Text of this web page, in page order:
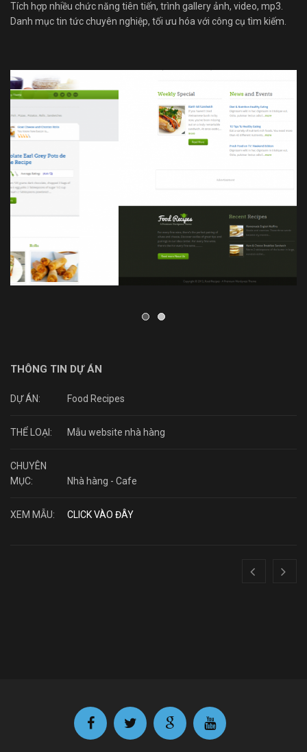
Tích hợp nhiều chức năng tiên tiến, trình gallery ảnh, video, mp3.
Danh mục tin tức chuyên nghiệp, tối ưu hóa với công cụ tìm kiếm.
THÔNG TIN DỰ ÁN
DỰ ÁN: Food Recipes
THỂ LOẠI: Mẫu website nhà hàng
CHUYÊN
MỤC:
Nhà hàng - Cafe
XEM MẪU: CLICK VÀO ĐÂY